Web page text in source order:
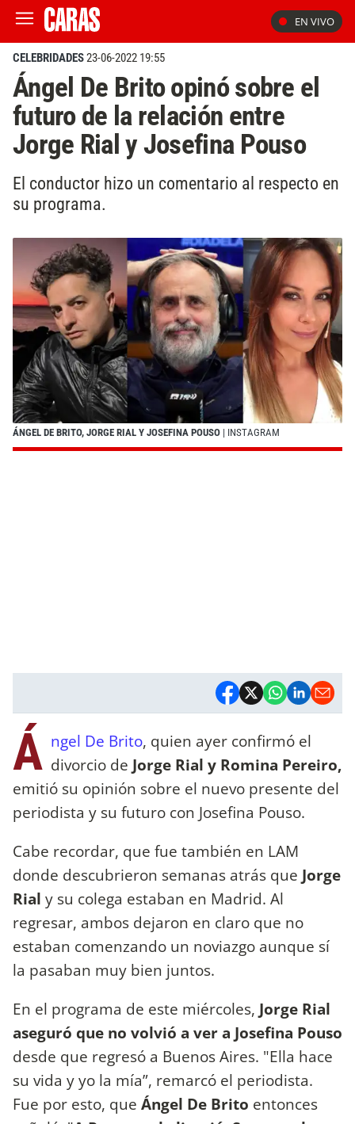
EN VIVO
CELEBRIDADES23-06-2022 19:55
Ángel De Brito opinó sobre el
futuro de la relación entre
Jorge Rial y Josefina Pouso
El conductor hizo un comentario al respecto en
su programa.
ÁNGEL DE BRITO, JORGE RIAL Y JOSEFINA POUSO | INSTAGRAM
Á ngel De Brito, quien ayer confirmó el
divorcio de Jorge Rial y Romina Pereiro,
emitió su opinión sobre el nuevo presente del
periodista y su futuro con Josefina Pouso.
Cabe recordar, que fue también en LAM
donde descubrieron semanas atrás que Jorge
Rial y su colega estaban en Madrid. Al
regresar, ambos dejaron en claro que no
estaban comenzando un noviazgo aunque sí
la pasaban muy bien juntos.
En el programa de este miércoles, Jorge Rial
aseguró que no volvió a ver a Josefina Pouso
desde que regresó a Buenos Aires. "Ella hace
su vida y yo la mía”, remarcó el periodista.
Fue por esto, que Ángel De Brito entonces